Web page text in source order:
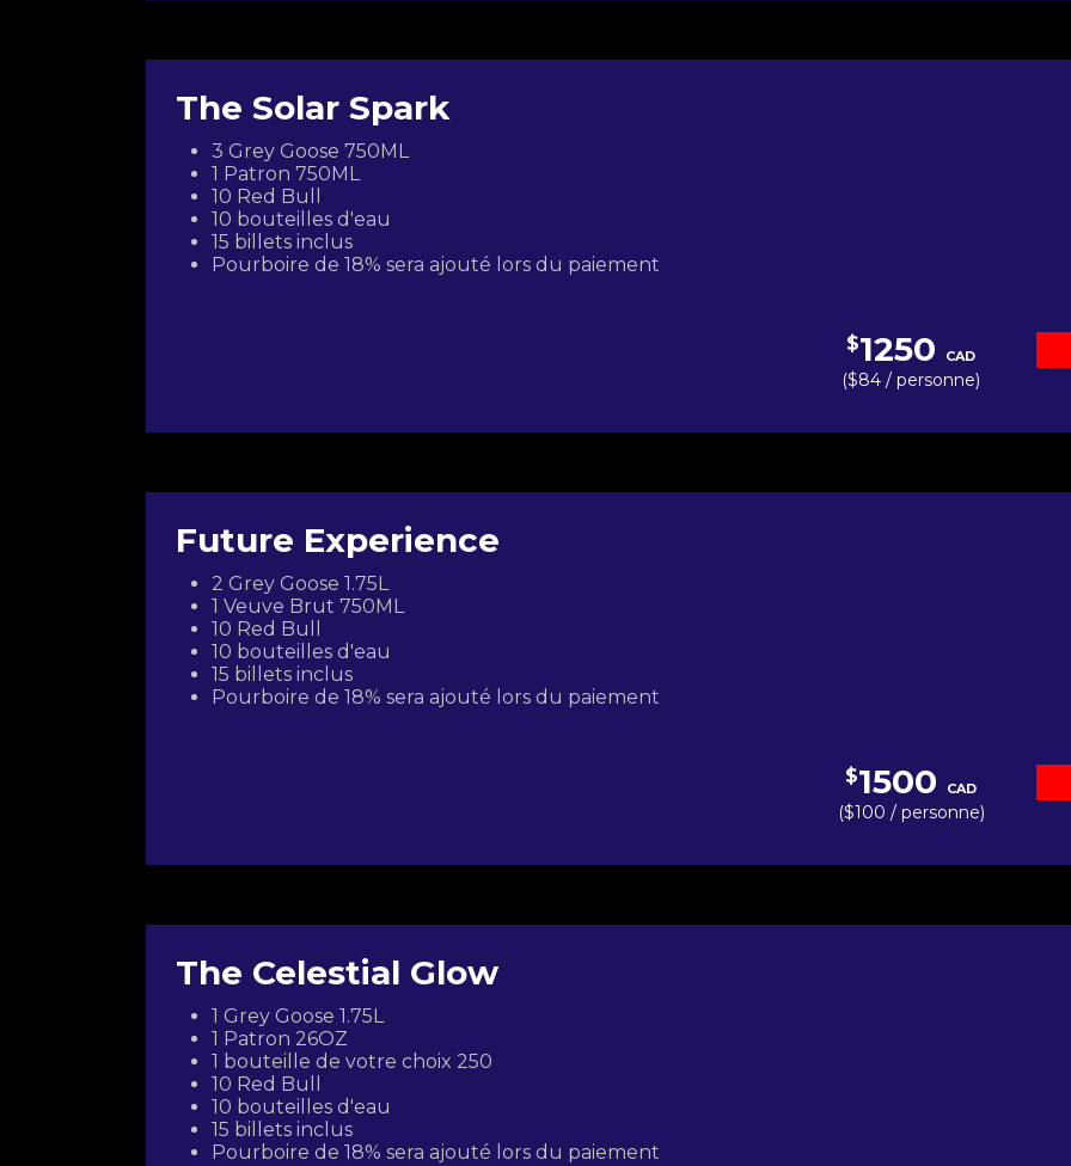
The Solar Spark
3 Grey Goose 750ML
1 Patron 750ML
10 Red Bull
10 bouteilles d'eau
15 billets inclus
Pourboire de 18% sera ajouté lors du paiement
$1250 CAD
($84 / personne)
Future Experience
2 Grey Goose 1.75L
1 Veuve Brut 750ML
10 Red Bull
10 bouteilles d'eau
15 billets inclus
Pourboire de 18% sera ajouté lors du paiement
$1500 CAD
($100 / personne)
The Celestial Glow
1 Grey Goose 1.75L
1 Patron 26OZ
1 bouteille de votre choix 250
10 Red Bull
10 bouteilles d'eau
15 billets inclus
Pourboire de 18% sera ajouté lors du paiement